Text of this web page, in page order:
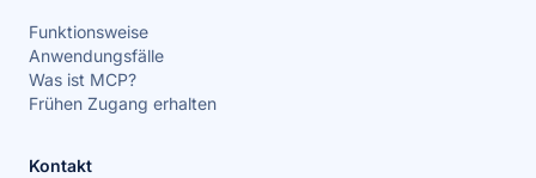
Funktionsweise
Anwendungsfälle
Was ist MCP?
Frühen Zugang erhalten
Kontakt